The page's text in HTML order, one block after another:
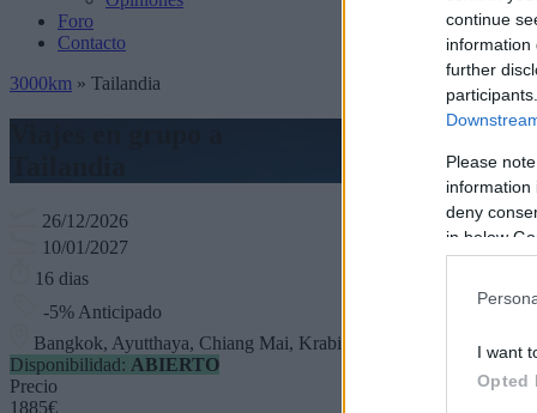
continue
information
further
Please
information
deny
in below
I want
Opted
Foro
Contacto
3000km » Tailandia
26/12/2026
10/01/2027
16 dias
-5% Anticipado
Bangkok, Ayutthaya, Chiang Mai, Krabi...
Disponibilidad: ABIERTO
Precio
1885€